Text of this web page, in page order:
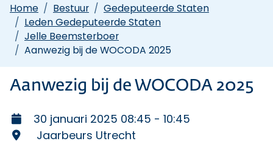
Home Bestuur
Gedeputeerde Staten
Leden Gedeputeerde Staten
Jelle Beemsterboer
Aanwezig bij de WOCODA 2025
Aanwezig bij de WOCODA 2025
30 januari 2025 08:45 - 10:45
Jaarbeurs Utrecht